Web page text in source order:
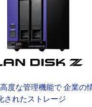
度な管理機能で企業の
されたストレージ